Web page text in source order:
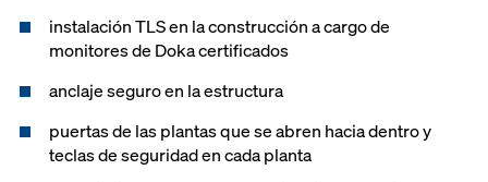
instalación TLS en la construcción a cargo de
monitores de Doka certificados
anclaje seguro en la estructura
puertas de las plantas que se abren hacia dentro y
teclas de seguridad en cada planta